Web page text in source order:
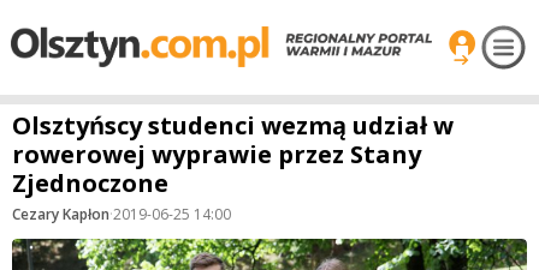
Olsztyńscy studenci wezmą udział w
rowerowej wyprawie przez Stany
Zjednoczone
Cezary Kapłon·2019-06-25 14:00